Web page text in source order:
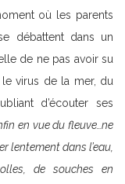
où les parents
débattent dans un
de ne pas avoir su
virus de la mer, du
d’écouter ses
en vue du fleuve…ne
lentement dans l’eau,
de souches en